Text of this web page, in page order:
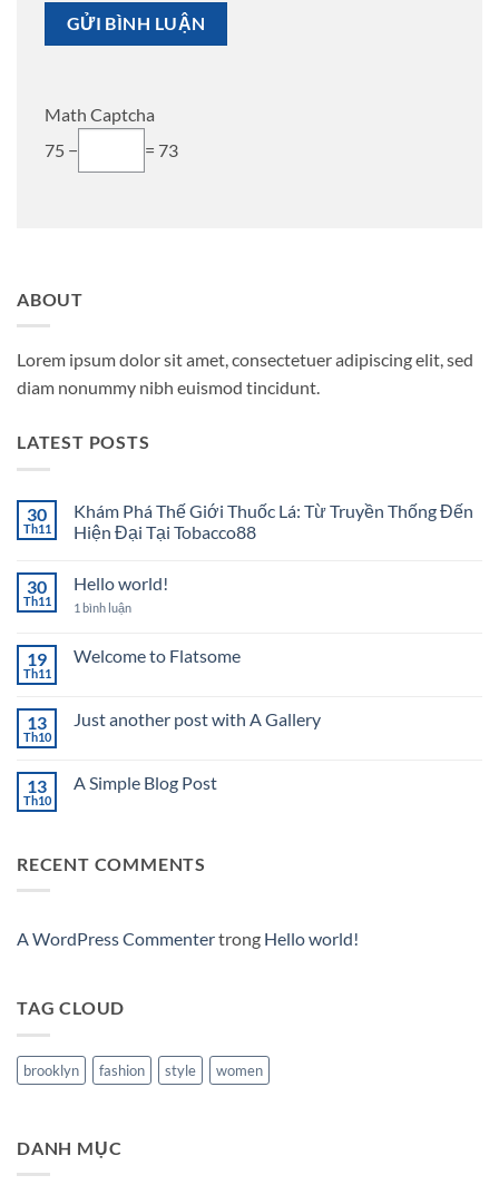
Math Captcha
75 −
= 73
ABOUT
Lorem ipsum dolor sit amet, consectetuer adipiscing elit, sed
diam nonummy nibh euismod tincidunt.
LATEST POSTS
30
Th11
Khám Phá Thế Giới Thuốc Lá: Từ Truyền Thống Đến
Hiện Đại Tại Tobacco88
bình
ở
Thế
Từ
Truyền
Đại
30
Th11
Hello world!
1 bình luậnở
19
Th11
Welcome to Flatsome
luận
Flatsome
13
Th10
Just another post with A Gallery
luận
with
A
13
Th10
A Simple Blog Post
ở
RECENT COMMENTS
A WordPress Commentertrong Hello world!
TAG CLOUD
brooklyn fashion style women
DANH MỤC